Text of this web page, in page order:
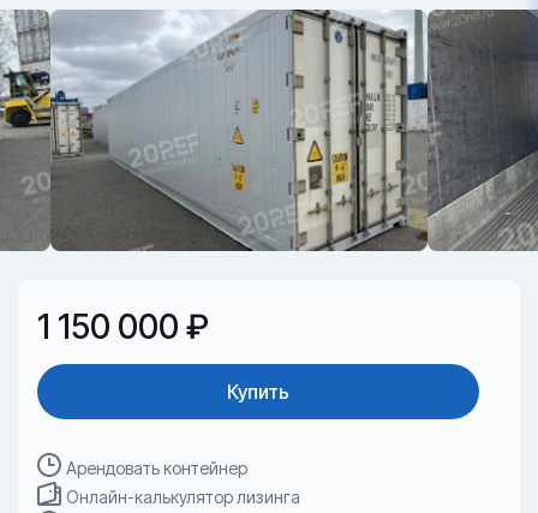
1 150 000 ₽
Купить
Арендовать контейнер
Онлайн-калькулятор лизинга